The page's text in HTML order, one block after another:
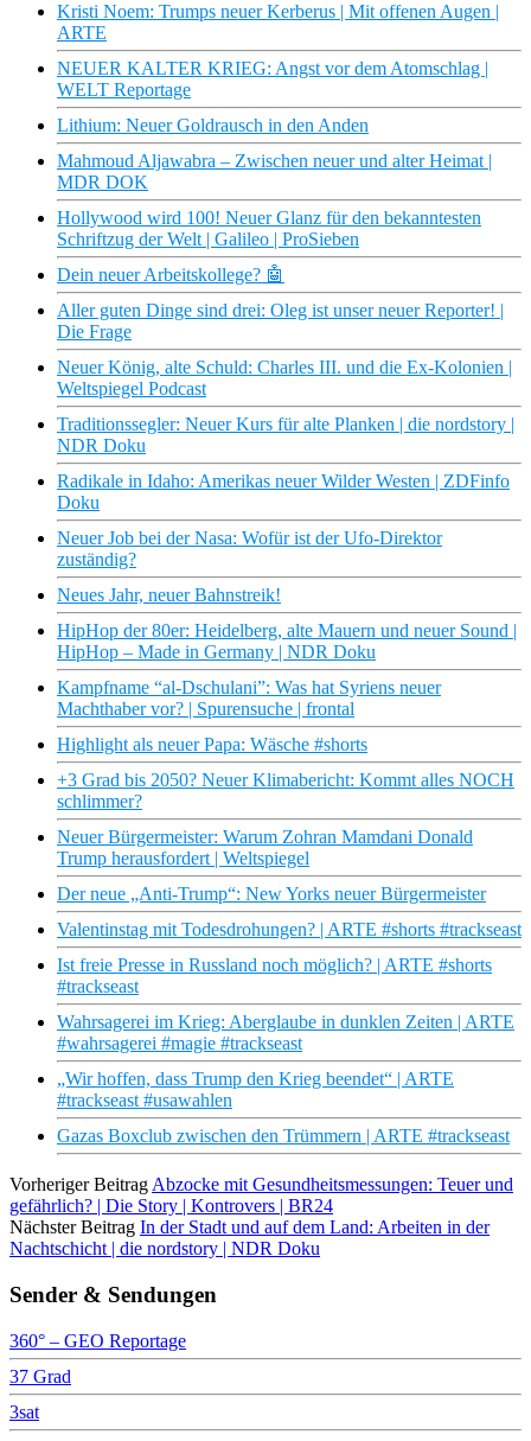
Kristi Noem: Trumps neuer Kerberus | Mit offenen Augen |
ARTE
NEUER KALTER KRIEG: Angst vor dem Atomschlag |
WELT Reportage
Lithium: Neuer Goldrausch in den Anden
Mahmoud Aljawabra – Zwischen neuer und alter Heimat |
MDR DOK
Hollywood wird 100! Neuer Glanz für den bekanntesten
Schriftzug der Welt | Galileo | ProSieben
Dein neuer Arbeitskollege? 🤖
Aller guten Dinge sind drei: Oleg ist unser neuer Reporter! |
Die Frage
Neuer König, alte Schuld: Charles III. und die Ex-Kolonien |
Weltspiegel Podcast
Traditionssegler: Neuer Kurs für alte Planken | die nordstory |
NDR Doku
Radikale in Idaho: Amerikas neuer Wilder Westen | ZDFinfo
Doku
Neuer Job bei der Nasa: Wofür ist der Ufo-Direktor
zuständig?
Neues Jahr, neuer Bahnstreik!
HipHop der 80er: Heidelberg, alte Mauern und neuer Sound |
HipHop – Made in Germany | NDR Doku
Kampfname “al-Dschulani”: Was hat Syriens neuer
Machthaber vor? | Spurensuche | frontal
Highlight als neuer Papa: Wäsche #shorts
+3 Grad bis 2050? Neuer Klimabericht: Kommt alles NOCH
schlimmer?
Neuer Bürgermeister: Warum Zohran Mamdani Donald
Trump herausfordert | Weltspiegel
Der neue „Anti-Trump“: New Yorks neuer Bürgermeister
Valentinstag mit Todesdrohungen? | ARTE #shorts #trackseast
Ist freie Presse in Russland noch möglich? | ARTE #shorts
#trackseast
Wahrsagerei im Krieg: Aberglaube in dunklen Zeiten | ARTE
#wahrsagerei #magie #trackseast
„Wir hoffen, dass Trump den Krieg beendet“ | ARTE
#trackseast #usawahlen
Gazas Boxclub zwischen den Trümmern | ARTE #trackseast
Vorheriger Beitrag Abzocke mit Gesundheitsmessungen: Teuer und
gefährlich? | Die Story | Kontrovers | BR24
Nächster Beitrag In der Stadt und auf dem Land: Arbeiten in der
Nachtschicht | die nordstory | NDR Doku
Sender & Sendungen
360° – GEO Reportage
37 Grad
3sat